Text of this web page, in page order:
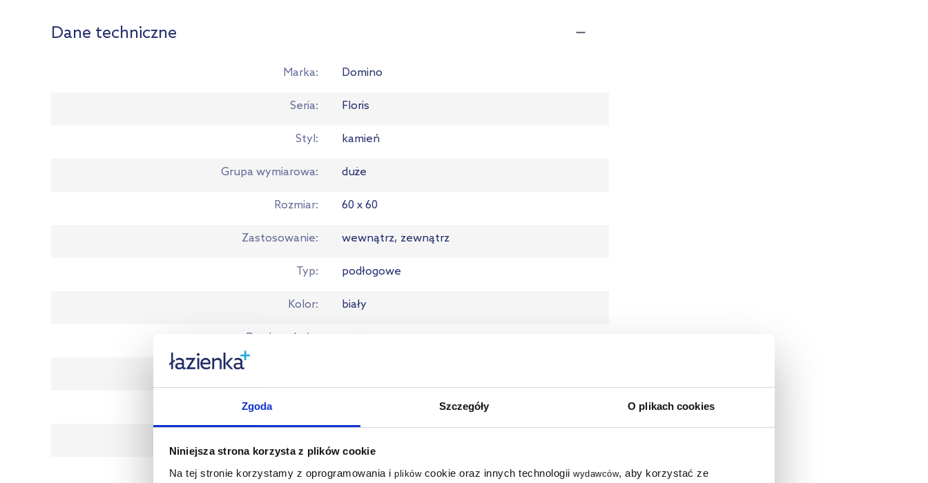
Zgoda Szczegóły O plikach cookies
Niniejsza strona korzysta z plików cookie
Na tej stronie korzystamy z oprogramowania i plikówcookie oraz innych technologii wydawców, aby korzystać ze
Dane techniczne
Marka Domino
Seria Floris
Styl kamień
Grupa wymiarowa duże
Rozmiar 60 x 60
Zastosowanie wewnątrz, zewnątrz
Typ podłogowe
Kolor biały
Powierzchnia mat
Wykończenie
Mrozoodporność tak